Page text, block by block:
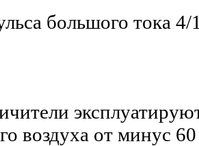
большого тока 4/
воздуха от минус 60